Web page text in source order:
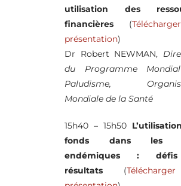
utilisation des
financières(
présentation)
Dr Robert NEWMAN,
du Programme
Paludisme,
Mondiale de la Santé
15h40 – 15h50
fonds dans les
endémiques :
résultats
(